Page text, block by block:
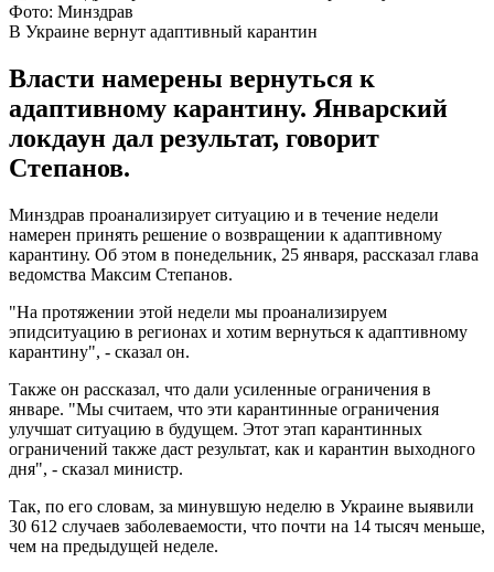
Фото: Минздрав
В Украине вернут адаптивный карантин
Власти намерены вернуться к
адаптивному карантину. Январский
локдаун дал результат, говорит
Степанов.
Минздрав проанализирует ситуацию и в течение недели
намерен принять решение о возвращении к адаптивному
карантину. Об этом в понедельник, 25 января, рассказал глава
ведомства Максим Степанов.
"На протяжении этой недели мы проанализируем
эпидситуацию в регионах и хотим вернуться к адаптивному
карантину", - сказал он.
Также он рассказал, что дали усиленные ограничения в
январе. "Мы считаем, что эти карантинные ограничения
улучшат ситуацию в будущем. Этот этап карантинных
ограничений также даст результат, как и карантин выходного
дня", - сказал министр.
Так, по его словам, за минувшую неделю в Украине выявили
30 612 случаев заболеваемости, что почти на 14 тысяч меньше,
чем на предыдущей неделе.